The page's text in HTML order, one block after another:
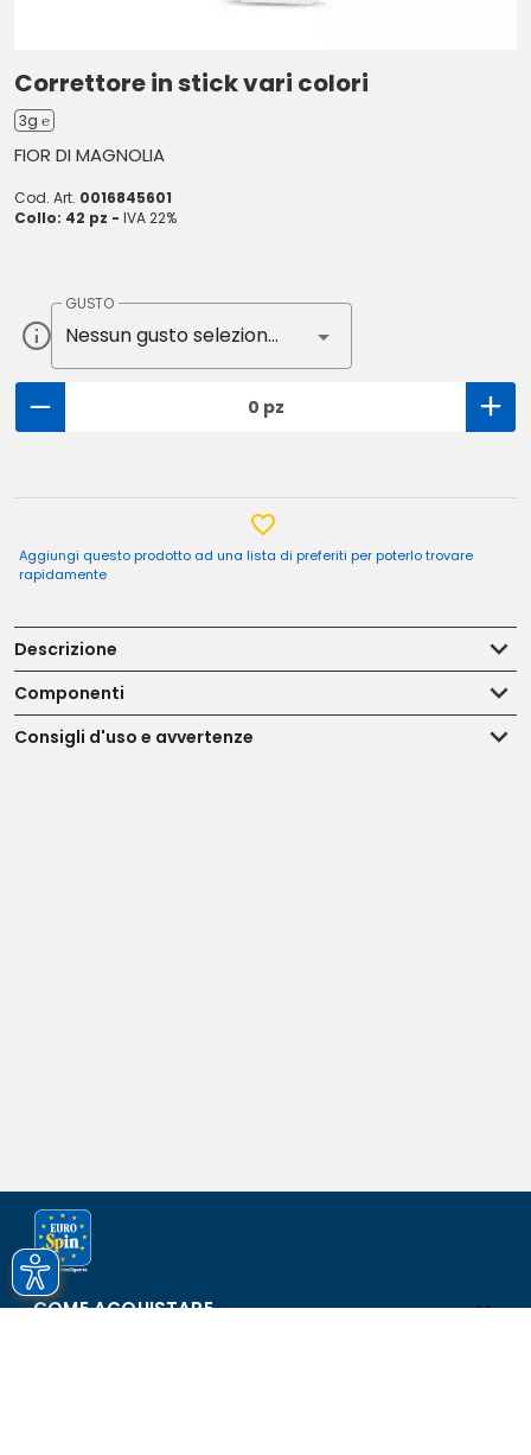
Correttore in stick vari colori
3g ℮
FIOR DI MAGNOLIA
Cod. Art. 0016845601
Collo: 42 pz - IVA 22%
GUSTO
Nessun gusto selezionato
0 pz
Aggiungi questo prodotto ad una lista di preferiti per poterlo trovare
rapidamente
Descrizione
Componenti
Consigli d'uso e avvertenze
COME ACQUISTARE